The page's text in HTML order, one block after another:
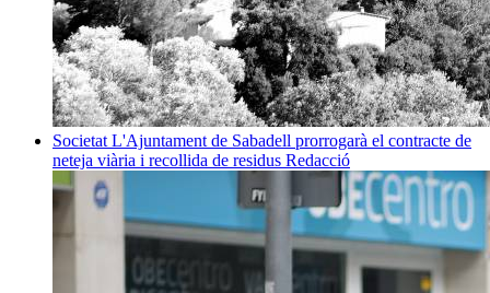
Societat L'Ajuntament de Sabadell prorrogarà el contracte de
neteja viària i recollida de residus Redacció